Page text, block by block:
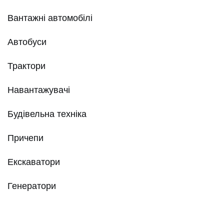
Вантажні автомобілі
Автобуси
Трактори
Навантажувачі
Будівельна техніка
Причепи
Екскаватори
Генератори